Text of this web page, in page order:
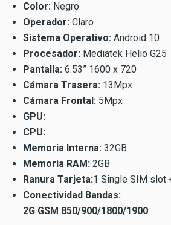
Color: Negro
Operador: Claro
Sistema Operativo: Android 10
Procesador: Mediatek Helio G25
Pantalla: 6.53” 1600 x 720
Cámara Trasera: 13Mpx
Cámara Frontal: 5Mpx
GPU:
CPU:
Memoria Interna: 32GB
Memoria RAM: 2GB
Ranura Tarjeta:1 Single SIM slot
Conectividad Bandas:
2G GSM 850/900/1800/1900